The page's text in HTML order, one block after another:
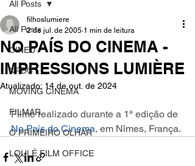
All Posts
CINED
NPDC
MOVING CINEMA
FILMAR
O PRIMEIRO OLHAR
LOULÉ FILM OFFICE
All Posts
NO PAÍS DO CINEMA -
IMPRESSIONS LUMIÈRE
filhoslumiere
2 de jul. de 2005 1 min de leitura
Atualizado: 14 de out. de 2024
Filme realizado durante a 1ª edição de
No País do Cinema, em Nîmes, França.